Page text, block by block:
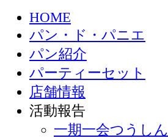
HOME
パン・ド・パニエ
パン紹介
パーティーセット
店舗情報
活動報告
一期一会つうしん